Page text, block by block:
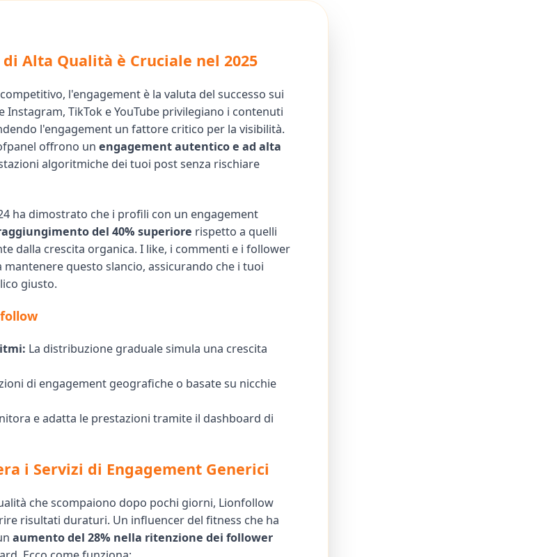
Alta Qualità è Cruciale nel 2025
l'engagement è la valuta del successo sui
Instagram, TikTok e YouTube privilegiano i contenuti
l'engagement un fattore critico per la visibilità.
offrono un engagement autentico e ad alta
algoritmiche dei tuoi post senza rischiare
ha dimostrato che i profili con un engagement
del 40% superiore rispetto a quelli
dalla crescita organica. I like, i commenti e i follower
questo slancio, assicurando che i tuoi
giusto.
La distribuzione graduale simula una crescita
di engagement geografiche o basate su nicchie
e adatta le prestazioni tramite il dashboard di
i Servizi di Engagement Generici
che scompaiono dopo pochi giorni, Lionfollow
risultati duraturi. Un influencer del fitness che ha
aumento del 28% nella ritenzione dei follower